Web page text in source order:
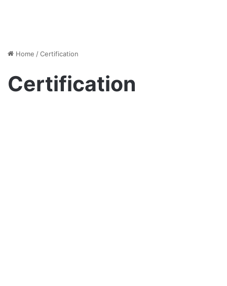
Home /Certification
Certification